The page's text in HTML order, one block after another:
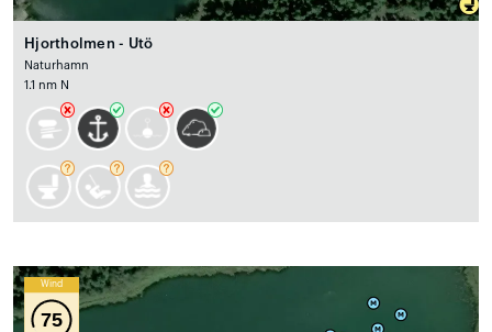
Hjortholmen - Utö
Naturhamn
1.1 nm N
Wind
75